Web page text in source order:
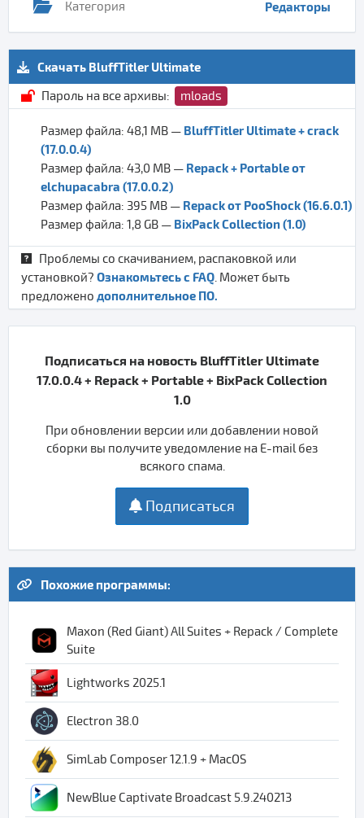
Категория Редакторы
Скачать BluffTitler Ultimate
Пароль на все архивы:
mloads
Размер файла: 48,1 MB — BluffTitler Ultimate + crack
(17.0.0.4)
Размер файла: 43,0 MB — Repack + Portable от
elchupacabra (17.0.0.2)
Размер файла: 395 MB — Repack от PooShock (16.6.0.1)
Размер файла: 1,8 GB — BixPack Collection (1.0)
Проблемы со скачиванием, распаковкой или
установкой? Ознакомьтесь с FAQ . Может быть
предложено дополнительное ПО.
Подписаться на новость BluffTitler Ultimate
17.0.0.4 + Repack + Portable + BixPack Collection
1.0
При обновлении версии или добавлении новой
сборки вы получите уведомление на E-mail без
всякого спама.
Подписаться
Похожие программы:
Maxon (Red Giant) All Suites + Repack / Complete
Suite
Lightworks 2025.1
Electron 38.0
SimLab Composer 12.1.9 + MacOS
NewBlue Captivate Broadcast 5.9.240213